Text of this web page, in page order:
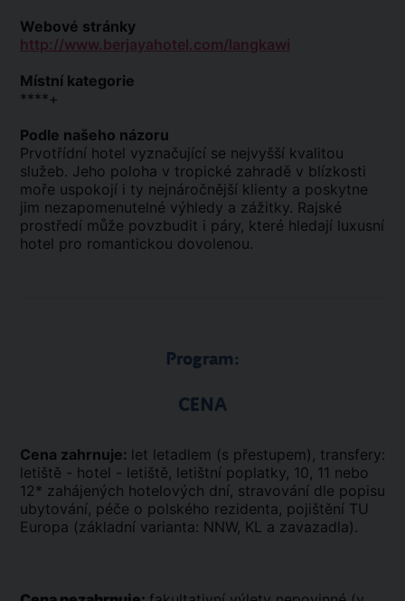
Webové stránky
http://www.berjayahotel.com/langkawi
Místní kategorie
****+
Podle našeho názoru
Prvotřídní hotel vyznačující se nejvyšší kvalitou
služeb. Jeho poloha v tropické zahradě v blízkosti
moře uspokojí i ty nejnáročnější klienty a poskytne
jim nezapomenutelné výhledy a zážitky. Rajské
prostředí může povzbudit i páry, které hledají luxusní
hotel pro romantickou dovolenou.
Program:
CENA
Cena zahrnuje: let letadlem (s přestupem), transfery:
letiště - hotel - letiště, letištní poplatky, 10, 11 nebo
12* zahájených hotelových dní, stravování dle popisu
ubytování, péče o polského rezidenta, pojištění TU
Europa (základní varianta: NNW, KL a zavazadla).